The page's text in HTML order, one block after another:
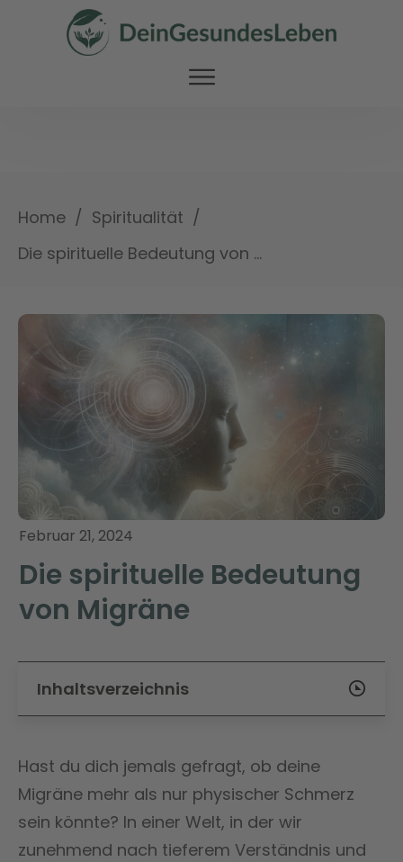
Home / Spiritualität /
Die spirituelle Bedeutung von Migräne
Februar 21, 2024
Die spirituelle Bedeutung
von Migräne
Inhaltsverzeichnis
Hast du dich jemals gefragt, ob deine
Migräne mehr als nur physischer Schmerz
sein könnte? In einer Welt, in der wir
zunehmend nach tieferem Verständnis und